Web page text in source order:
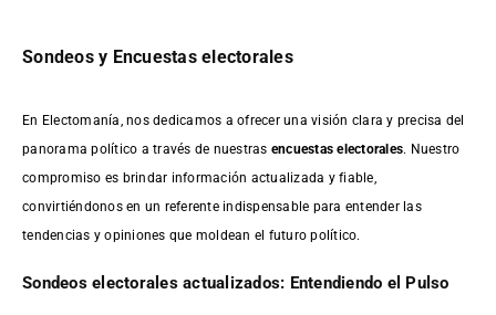
Sondeos y Encuestas electorales
En Electomanía, nos dedicamos a ofrecer una visión clara y precisa del
panorama político a través de nuestras encuestas electorales. Nuestro
compromiso es brindar información actualizada y fiable,
convirtiéndonos en un referente indispensable para entender las
tendencias y opiniones que moldean el futuro político.
Sondeos electorales actualizados: Entendiendo el Pulso